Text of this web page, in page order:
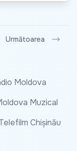
Următoarea
Moldova
Muzical
Chișinău